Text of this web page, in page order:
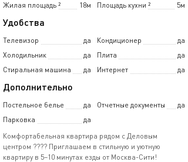
Жилая площадь
18м
² Площадь кухни 5м
²
Удобства
Телевизор да Кондиционер
да
Холодильник
да Плита
да
Стиральная машина
да Интернет да
Дополнительно
Постельное белье да Отчетные документы
да
Парковка
да
Комфортабельная квартира рядом с Деловым
центром ????️ Приглашаем в стильную и уютную
квартиру в 5–10 минутах езды от Москва-Сити!